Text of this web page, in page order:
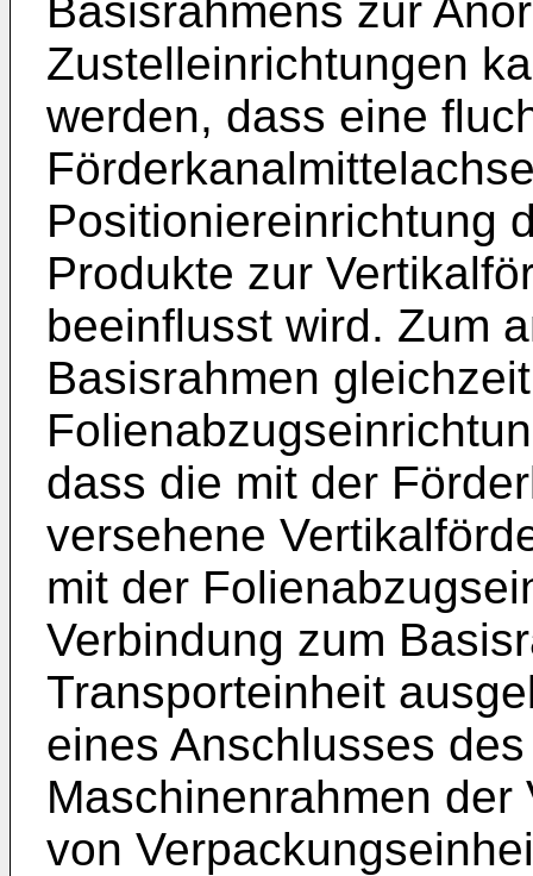
Basisrahmens zur
Zustelleinrichtungen
werden, dass eine
Positioniereinrichtung
Produkte zur
beeinflusst wird. Zum
Basisrahmen
dass die mit der
versehene
mit der
Verbindung zum
Transporteinheit
eines Anschlusses
Maschinenrahmen
von